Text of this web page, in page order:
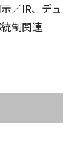
／IR、デュ
制関連